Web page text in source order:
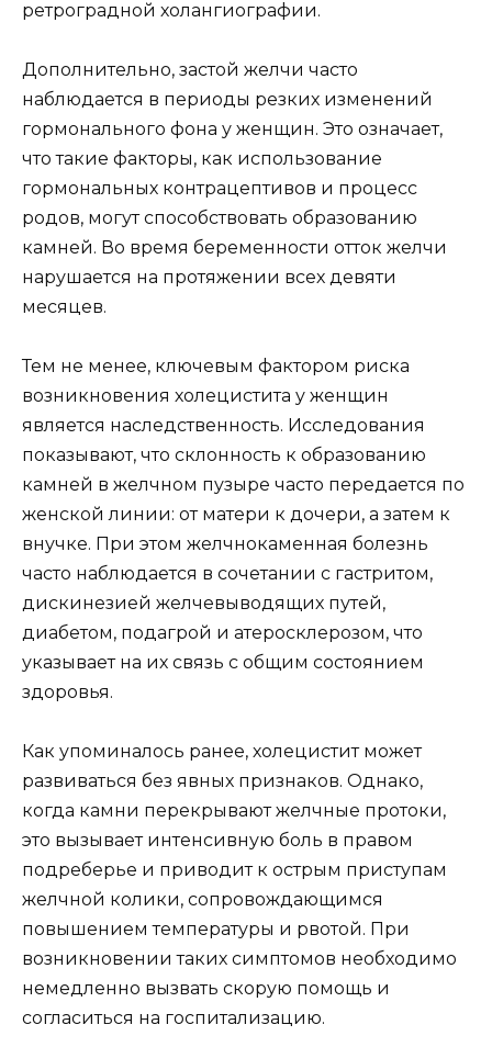
ретроградной холангиографии.
Дополнительно, застой желчи часто
наблюдается в периоды резких изменений
гормонального фона у женщин. Это означает,
что такие факторы, как использование
гормональных контрацептивов и процесс
родов, могут способствовать образованию
камней. Во время беременности отток желчи
нарушается на протяжении всех девяти
месяцев.
Тем не менее, ключевым фактором риска
возникновения холецистита у женщин
является наследственность. Исследования
показывают, что склонность к образованию
камней в желчном пузыре часто передается по
женской линии: от матери к дочери, а затем к
внучке. При этом желчнокаменная болезнь
часто наблюдается в сочетании с гастритом,
дискинезией желчевыводящих путей,
диабетом, подагрой и атеросклерозом, что
указывает на их связь с общим состоянием
здоровья.
Как упоминалось ранее, холецистит может
развиваться без явных признаков. Однако,
когда камни перекрывают желчные протоки,
это вызывает интенсивную боль в правом
подреберье и приводит к острым приступам
желчной колики, сопровождающимся
повышением температуры и рвотой. При
возникновении таких симптомов необходимо
немедленно вызвать скорую помощь и
согласиться на госпитализацию.